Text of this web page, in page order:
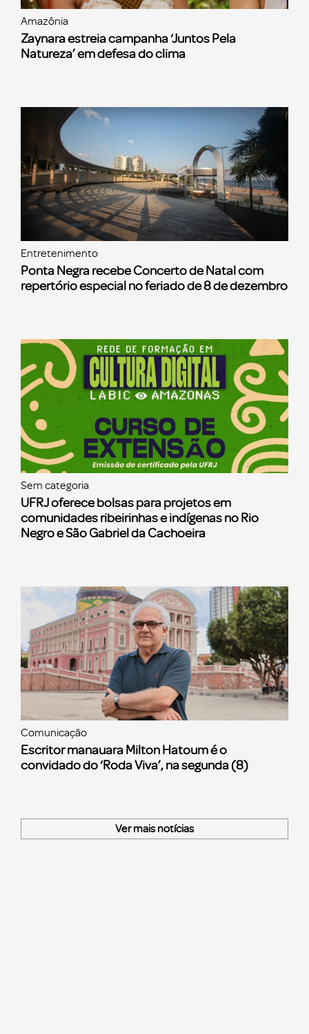
Amazônia
Zaynara estreia campanha ‘Juntos Pela
Natureza’ em defesa do clima
Entretenimento
Ponta Negra recebe Concerto de Natal com
repertório especial no feriado de 8 de dezembro
Sem categoria
UFRJ oferece bolsas para projetos em
comunidades ribeirinhas e indígenas no Rio
Negro e São Gabriel da Cachoeira
Comunicação
Escritor manauara Milton Hatoum é o
convidado do ‘Roda Viva’, na segunda (8)
Ver mais notícias